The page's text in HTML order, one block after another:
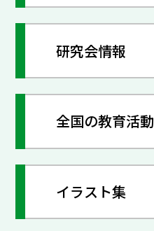
研究会情報
全国の教育活動
イラスト集